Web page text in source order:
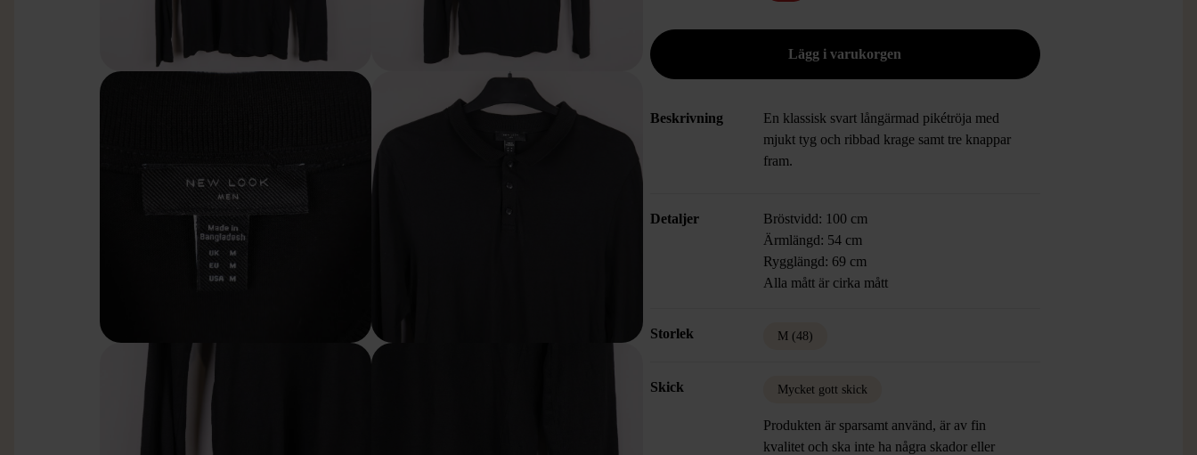
Beskrivning
En klassisk svart långärmad pikétröja med
mjukt tyg och ribbad krage samt tre knappar
fram.
Detaljer
Bröstvidd: 100 cm
Ärmlängd: 54 cm
Rygglängd: 69 cm
Alla mått är cirka mått
Storlek M (48)
Skick Mycket gott skick
Produkten är sparsamt använd, är av fin
kvalitet och ska inte ha några skador eller